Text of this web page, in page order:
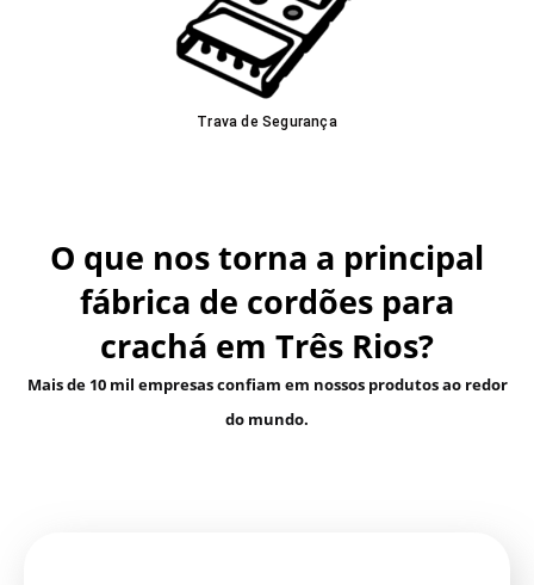
Trava de Segurança
O que nos torna a principal
fábrica de cordões para
crachá em Três Rios?
Mais de 10 mil empresas confiam em nossos produtos ao redor
do mundo.